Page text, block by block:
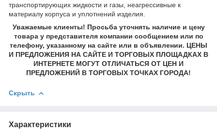
транспортирующих жидкости и газы, неагрессивные к
материалу корпуса и уплотнений изделия.
Уважаемые клиенты! Просьба уточнять наличие и цену
товара у представителя компании сообщением или по
телефону, указанному на сайте или в объявлении. ЦЕНЫ
И ПРЕДЛОЖЕНИЯ НА САЙТЕ И ТОРГОВЫХ ПЛОЩАДКАХ В
ИНТЕРНЕТЕ МОГУТ ОТЛИЧАТЬСЯ ОТ ЦЕН И
ПРЕДЛОЖЕНИЙ В ТОРГОВЫХ ТОЧКАХ ГОРОДА!
Скрыть
Характеристики